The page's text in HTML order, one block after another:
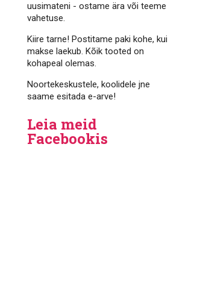
uusimateni - ostame ära või teeme
vahetuse.
Kiire tarne! Postitame paki kohe, kui
makse laekub. Kõik tooted on
kohapeal olemas.
Noortekeskustele, koolidele jne
saame esitada e-arve!
Leia meid
Facebookis